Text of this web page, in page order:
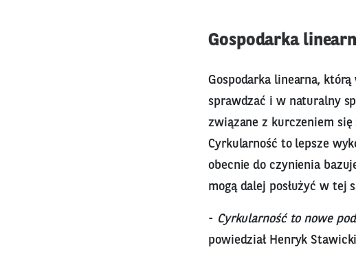
Gospodarka
Gospodarka linearna,
sprawdzać i w naturalny
związane z kurczeniem
Cyrkularność to lepsze
obecnie do czynienia
mogą dalej posłużyć w tej
- Cyrkularność to nowe
powiedział Henryk